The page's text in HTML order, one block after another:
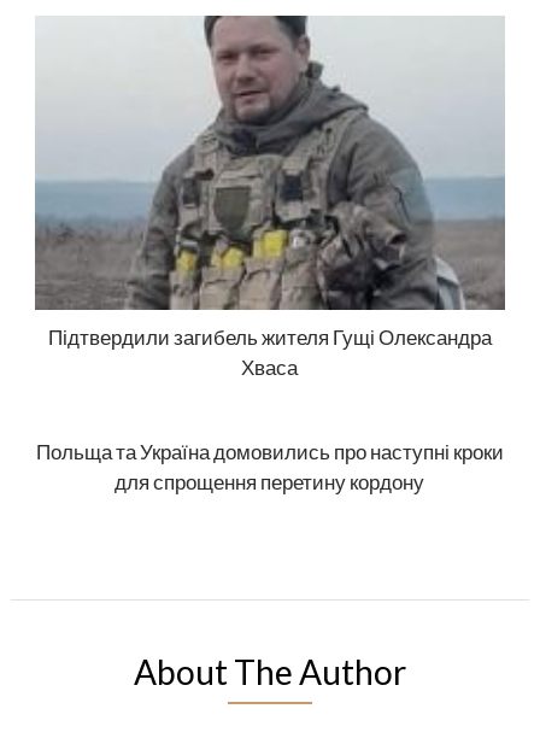
Підтвердили загибель жителя Гущі Олександра
Хваса
Польща та Україна домовились про наступні кроки
для спрощення перетину кордону
About The Author